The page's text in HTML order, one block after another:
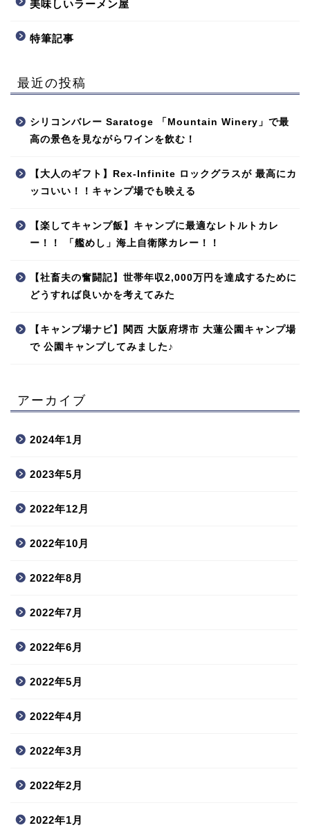
美味しいラーメン屋
特筆記事
最近の投稿
シリコンバレー Saratoge 「Mountain Winery」で最
高の景色を見ながらワインを飲む！
【大人のギフト】Rex-Infinite ロックグラスが 最高にカ
ッコいい！！キャンプ場でも映える
【楽してキャンプ飯】キャンプに最適なレトルトカレ
ー！！ 「艦めし」海上自衛隊カレー！！
【社畜夫の奮闘記】世帯年収2,000万円を達成するために
どうすれば良いかを考えてみた
【キャンプ場ナビ】関西 大阪府堺市 大蓮公園キャンプ場
で 公園キャンプしてみました♪
アーカイブ
2024年1月
2023年5月
2022年12月
2022年10月
2022年8月
2022年7月
2022年6月
2022年5月
2022年4月
2022年3月
2022年2月
2022年1月